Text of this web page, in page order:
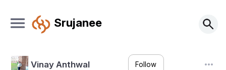
Srujanee
Vinay Anthwal Follow